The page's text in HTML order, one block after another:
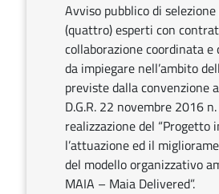
Avviso pubblico di
(quattro) esperti con
collaborazione coordinata
da impiegare nell’ambito
previste dalla convenzione
D.G.R. 22 novembre 2016
realizzazione del “Progetto
l’attuazione ed il
del modello organizzativo
MAIA – Maia Delivered”.